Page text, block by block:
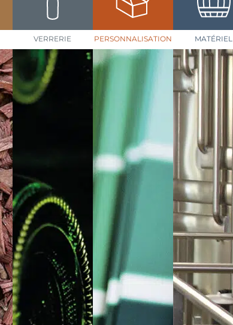
VERRERIE PERSONNALISATION MATÉRIEL